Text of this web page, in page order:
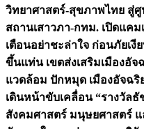
วิทยาศาสตร์-สุขภาพไทย สู่
สถานเสาวภา-กทม. เปิดแค
เตือนอย่าชะล่าใจ ก่อนภัยเงี
ขึ้นแท่น เขตส่งเสริมเมืองอัจ
แวดล้อม ปักหมุด เมืองอัจฉริ
เดินหน้าขับเคลื่อน “รางวัล
สังคมศาสตร์ มนุษยศาสตร์